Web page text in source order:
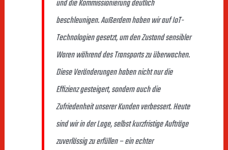
und die Kommissionierung deutlich
beschleunigen. Außerdem haben wir auf IoT-
Technologien gesetzt, um den Zustand sensibler
Waren während des Transports zu überwachen.
Diese Veränderungen haben nicht nur die
Effizienz gesteigert, sondern auch die
Zufriedenheit unserer Kunden verbessert. Heute
sind wir in der Lage, selbst kurzfristige Aufträge
zuverlässig zu erfüllen – ein echter